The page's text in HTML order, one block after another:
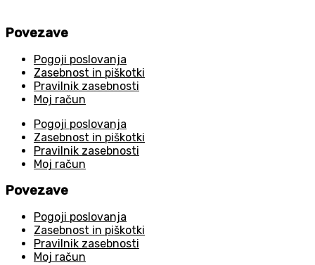
Povezave
Pogoji poslovanja
Zasebnost in piškotki
Pravilnik zasebnosti
Moj račun
Pogoji poslovanja
Zasebnost in piškotki
Pravilnik zasebnosti
Moj račun
Povezave
Pogoji poslovanja
Zasebnost in piškotki
Pravilnik zasebnosti
Moj račun